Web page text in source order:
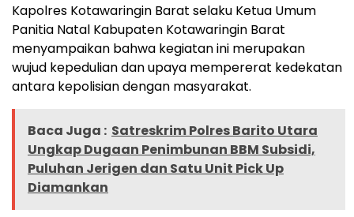
Kapolres Kotawaringin Barat selaku Ketua Umum
Panitia Natal Kabupaten Kotawaringin Barat
menyampaikan bahwa kegiatan ini merupakan
wujud kepedulian dan upaya mempererat kedekatan
antara kepolisian dengan masyarakat.
Baca Juga : Satreskrim Polres Barito Utara
Ungkap Dugaan Penimbunan BBM Subsidi,
Puluhan Jerigen dan Satu Unit Pick Up
Diamankan